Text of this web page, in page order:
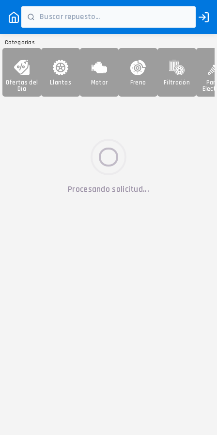
Categorías
Ofertas del
Día
Llantas Motor Freno Filtración
Procesando solicitud...